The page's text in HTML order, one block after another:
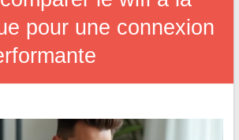
pour une connexion